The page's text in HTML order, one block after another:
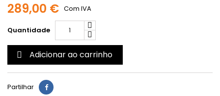
289,00 € Com IVA
Quantidade
 Adicionar ao carrinho
Partilhar